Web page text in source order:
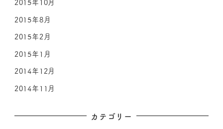
2015年10月
2015年8月
2015年2月
2015年1月
2014年12月
2014年11月
カテゴリー